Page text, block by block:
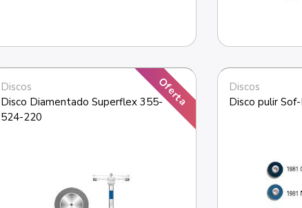
Oferta
Discos
Disco Diamentado Superflex 355-
524-220
Discos